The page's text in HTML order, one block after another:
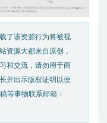
了该资源行为将被视
资源大都来自原创，
和交流，请勿用于商
并出示版权证明以便
等事物联系邮箱：